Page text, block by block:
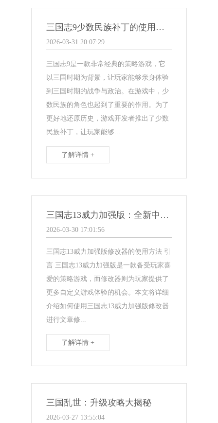
三国志9少数民族补丁的使用指南
2026-03-31 20:07:29
三国志9是一款非常经典的策略游戏，它
以三国时期为背景，让玩家能够亲身体验
到三国时期的战争与政治。在游戏中，少
数民族的角色也起到了重要的作用。为了
更好地还原历史，游戏开发者推出了少数
民族补丁，让玩家能够...
了解详情 +
三国志13威力加强版：全新中心改造
2026-03-30 17:01:56
三国志13威力加强版修改器的使用方法 引
言 三国志13威力加强版是一款备受玩家喜
爱的策略游戏，而修改器则为玩家提供了
更多自定义游戏体验的机会。本文将详细
介绍如何使用三国志13威力加强版修改器
进行文章修...
了解详情 +
三国乱世：升级攻略大揭秘
2026-03-27 13:55:04